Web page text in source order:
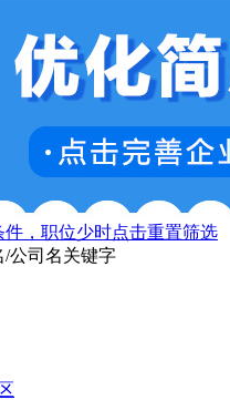
件，职位少时点击重置筛选
公司名关键字